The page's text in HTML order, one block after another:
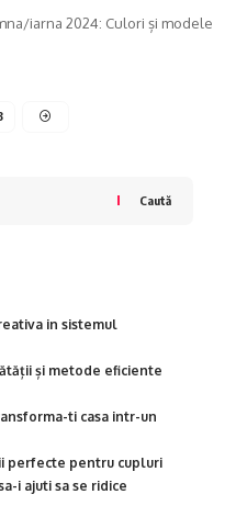
iarna 2024: Culori și modele
Caută
in sistemul
și metode eficiente
ti casa intr-un
perfecte pentru cupluri
i ajuti sa se ridice